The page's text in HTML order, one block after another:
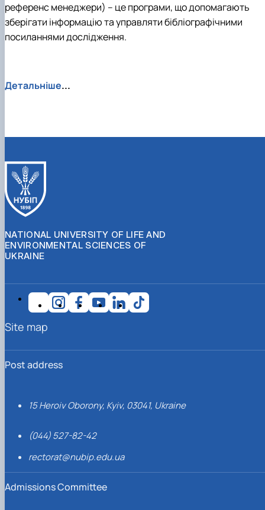
референс менеджери) – це програми, що допомагають
зберігати інформацію та управляти бібліографічними
посиланнями дослідження.
Детальніше...
NATIONAL UNIVERSITY OF LIFE AND
ENVIRONMENTAL SCIENCES OF
UKRAINE
Post address
15 Heroiv Oborony, Kyiv, 03041, Ukraine
(044) 527-82-42
rectorat@nubip.edu.ua
Admissions Committee
Site map